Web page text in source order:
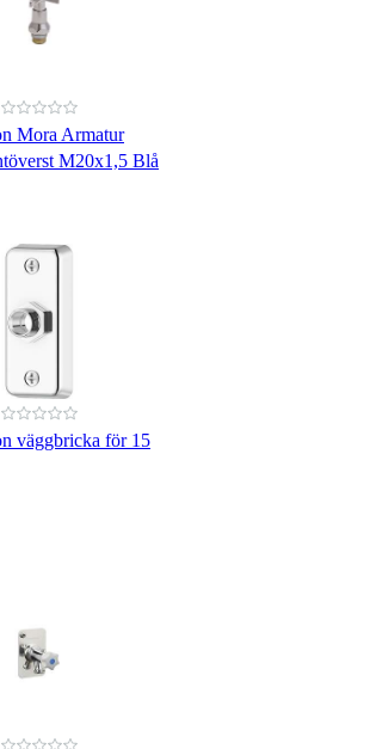
Mora Armatur
M20x1,5 Blå
väggbricka för 15